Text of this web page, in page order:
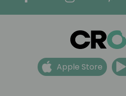
Apple Store